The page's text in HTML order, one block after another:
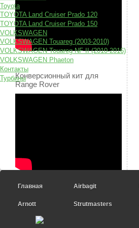
Toyota
TOYOTA Land Cruiser Prado 120
TOYOTA Land Cruiser Prado 150
VOLKSWAGEN
VOLKSWAGEN Touareg (2003-2010)
VOLKSWAGEN Touareg NF II (2010-2016)
VOLKSWAGEN Phaeton
Контакты
ТурбиныКонверсионный кит для
Range Rover
Главная Airbagit
Arnott Strutmasters